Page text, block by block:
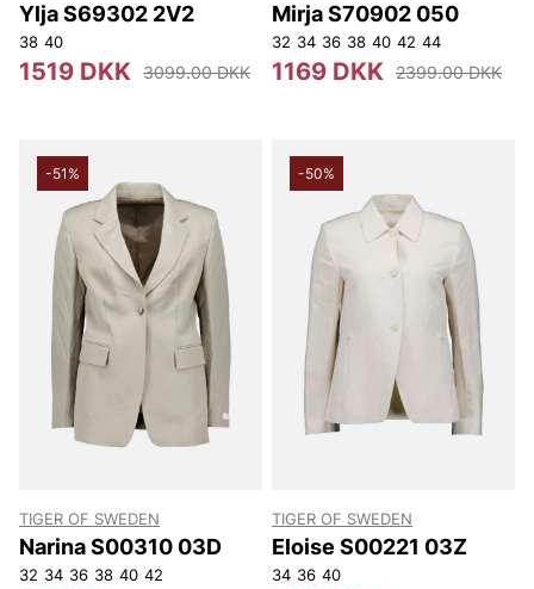
Ylja S69302 2V2
38 40
1519 DKK 3099.00 DKK
Mirja S70902 050
32 34 36 38 40 42 44
1169 DKK 2399.00 DKK
-51%
TIGER OF SWEDEN
Narina S00310 03D
32 34 36 38 40 42
-50%
TIGER OF SWEDEN
Eloise S00221 03Z
34 36 40